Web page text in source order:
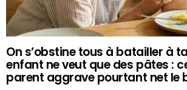
On s’obstine tous à batailler à
enfant ne veut que des pâtes :
parent aggrave pourtant net le